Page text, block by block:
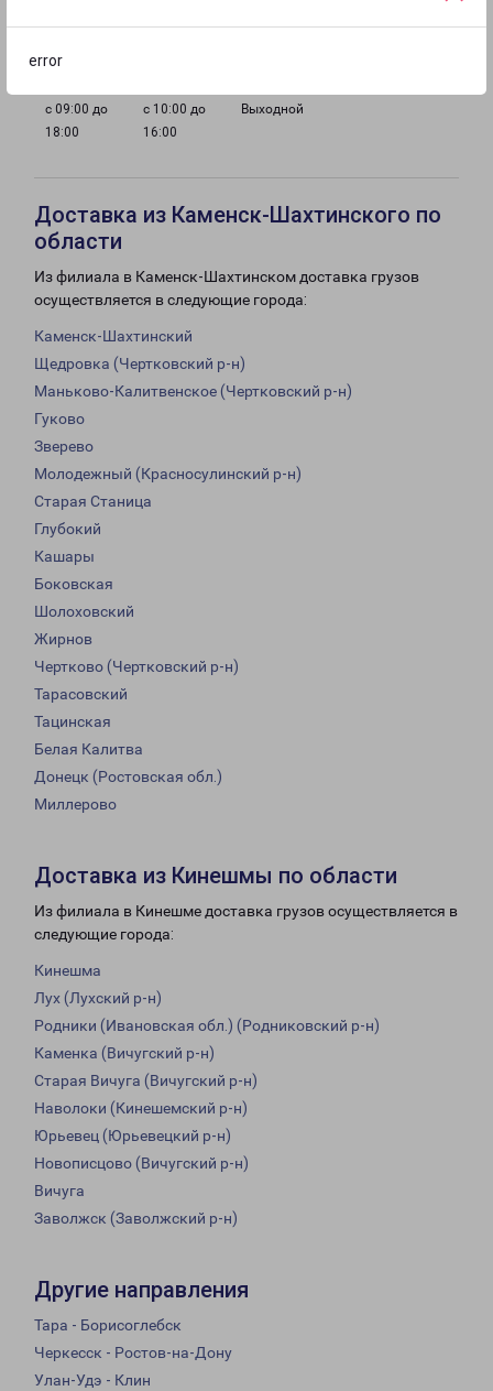
error
с 09:00 до
18:00
с 10:00 до
16:00
Выходной
Доставка из Каменск-Шахтинского по
области
Из филиала в Каменск-Шахтинском доставка грузов
осуществляется в следующие города:
Каменск-Шахтинский
Щедровка (Чертковский р-н)
Маньково-Калитвенское (Чертковский р-н)
Гуково
Зверево
Молодежный (Красносулинский р-н)
Старая Станица
Глубокий
Кашары
Боковская
Шолоховский
Жирнов
Чертково (Чертковский р-н)
Тарасовский
Тацинская
Белая Калитва
Донецк (Ростовская обл.)
Миллерово
Доставка из Кинешмы по области
Из филиала в Кинешме доставка грузов осуществляется в
следующие города:
Кинешма
Лух (Лухский р-н)
Родники (Ивановская обл.) (Родниковский р-н)
Каменка (Вичугский р-н)
Старая Вичуга (Вичугский р-н)
Наволоки (Кинешемский р-н)
Юрьевец (Юрьевецкий р-н)
Новописцово (Вичугский р-н)
Вичуга
Заволжск (Заволжский р-н)
Другие направления
Тара - Борисоглебск
Черкесск - Ростов-на-Дону
Улан-Удэ - Клин